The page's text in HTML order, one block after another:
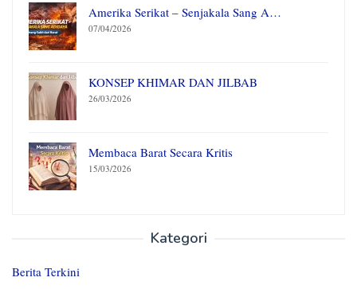
Amerika Serikat – Senjakala Sang A…
07/04/2026
KONSEP KHIMAR DAN JILBAB
26/03/2026
Membaca Barat Secara Kritis
15/03/2026
Kategori
Berita Terkini